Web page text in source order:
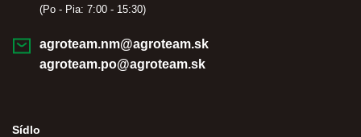
(Po - Pia: 7:00 - 15:30)
agroteam.nm@agroteam.sk
agroteam.po@agroteam.sk
Sídlo